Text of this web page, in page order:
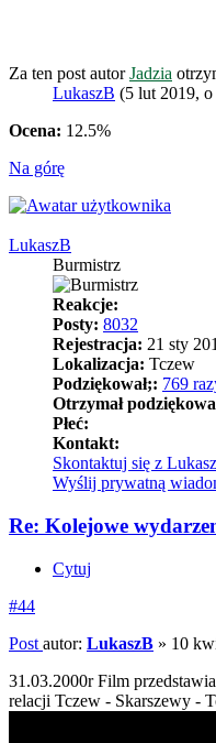
Za ten post autorJadzia
LukaszB (5 lut 2019,
Ocena: 12.5%
Na górę
LukaszB
Burmistrz
Reakcje:
Posty: 8032
Rejestracja: 21 sty
Lokalizacja: Tczew
Podziękował;: 769
Otrzymał
Płeć:
Kontakt:
Skontaktuj się z
Wyślij prywatną
Re: Kolejowe
Cytuj
#44
Post autor: LukaszB » 10
31.03.2000r Film
relacji Tczew - Skarszewy -